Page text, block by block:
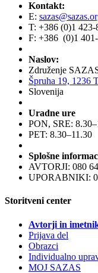
Kontakt:
E:
T: +386 (0)1 423-
F: +386 (0)1
Naslov:
Združenje
Špruha 19, 1236
Slovenija
Uradne ure
PON, SRE:
PET: 8.30–11.30
Splošne
AVTORJI: 080
UPORABNIKI:
Storitveni center
Avtorji in
Prijava del
Obrazci
Individualno
MOJ SAZAS